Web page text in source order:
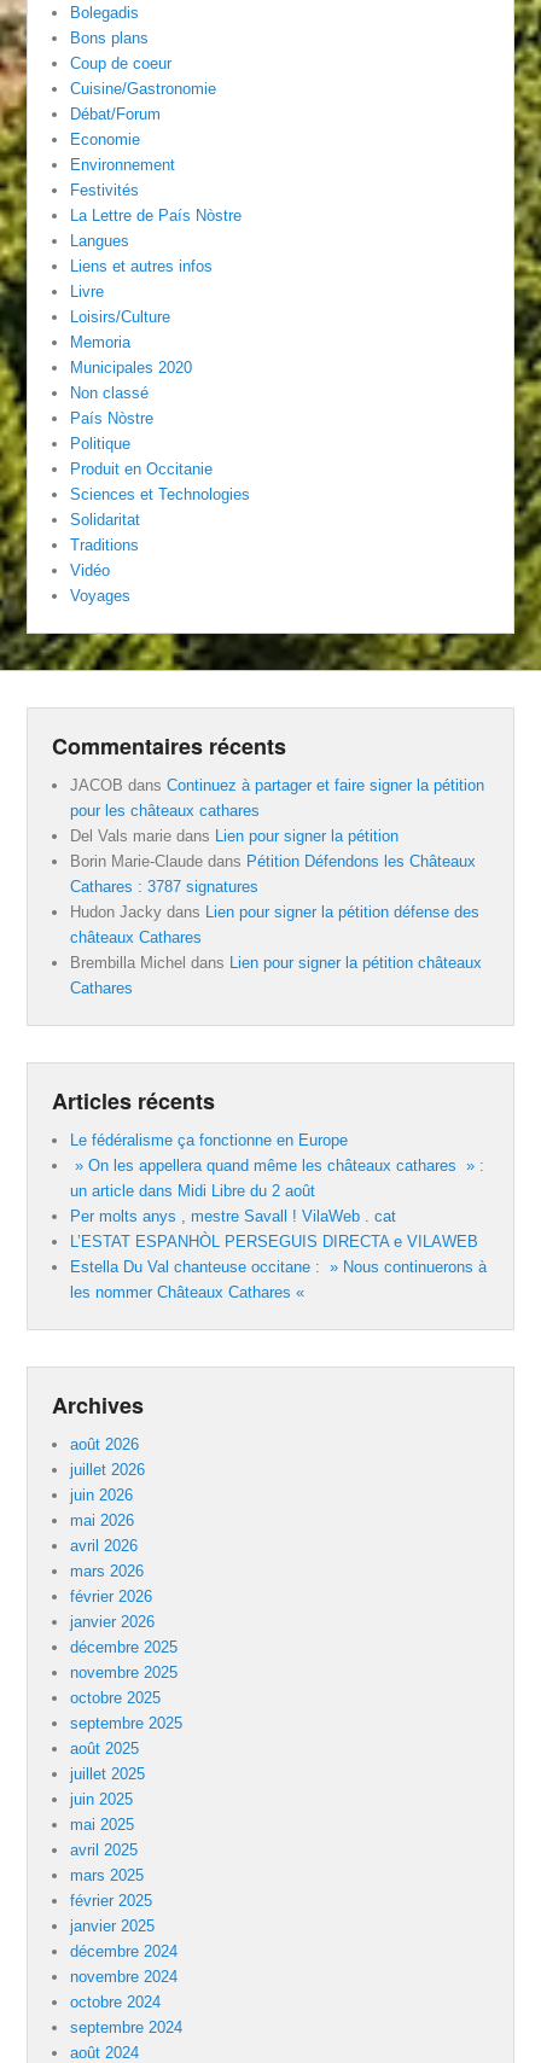
Bolegadis
Bons plans
Coup de coeur
Cuisine/Gastronomie
Débat/Forum
Economie
Environnement
Festivités
La Lettre de País Nòstre
Langues
Liens et autres infos
Livre
Loisirs/Culture
Memoria
Municipales 2020
Non classé
País Nòstre
Politique
Produit en Occitanie
Sciences et Technologies
Solidaritat
Traditions
Vidéo
Voyages
Commentaires récents
JACOB dansContinuez à partager et faire signer la pétition
pour les châteaux cathares
Del Vals marie dans
Lien pour signer la pétition
Borin Marie-Claude dans Pétition Défendons les Châteaux
Cathares : 3787 signatures
Hudon Jacky dans
Lien pour signer la pétition défense des
châteaux Cathares
Brembilla Michel dans
Lien pour signer la pétition châteaux
Cathares
Articles récents
Le fédéralisme ça fonctionne en Europe
» On les appellera quand même les châteaux cathares » :
un article dans Midi Libre du 2 août
Per molts anys , mestre Savall ! VilaWeb . cat
L’ESTAT ESPANHÒL PERSEGUIS DIRECTA e VILAWEB
Estella Du Val chanteuse occitane : » Nous continuerons à
les nommer Châteaux Cathares «
Archives
août 2026
juillet 2026
juin 2026
mai 2026
avril 2026
mars 2026
février 2026
janvier 2026
décembre 2025
novembre 2025
octobre 2025
septembre 2025
août 2025
juillet 2025
juin 2025
mai 2025
avril 2025
mars 2025
février 2025
janvier 2025
décembre 2024
novembre 2024
octobre 2024
septembre 2024
août 2024